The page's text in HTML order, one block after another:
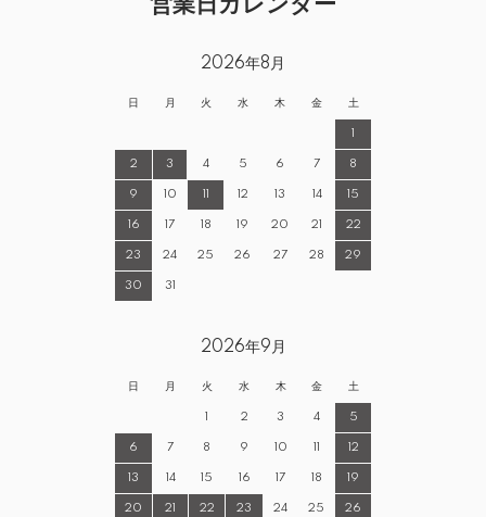
営業日カレンダー
2026年8月
日 月 火 水 木 金 土
1
2 3 4 5 6 7 8
9 10 11 12 13 14 15
16 17 18 19 20 21 22
23 24 25 26 27 28 29
30 31
2026年9月
日 月 火 水 木 金 土
1 2 3 4 5
6 7 8 9 10 11 12
13 14 15 16 17 18 19
20 21 22 23 24 25 26